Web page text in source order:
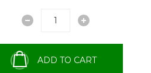
ADD TO CART